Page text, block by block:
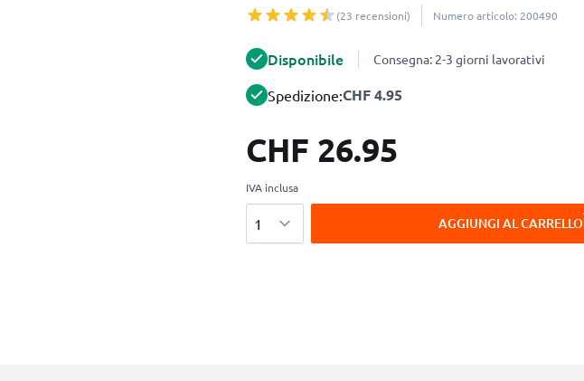
(23 recensioni) Numero articolo: 200490
Disponibile Consegna: 2-3 giorni lavorativi
Spedizione:CHF 4.95
CHF 26.95
IVA inclusa
AGGIUNGI AL CARRELLO